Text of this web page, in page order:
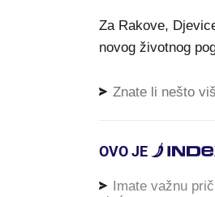
Za Rakove,
novog životnog
Znate li nešto
OVO JE
Imate važnu